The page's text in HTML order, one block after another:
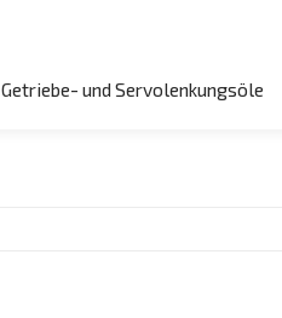
Getriebe- und Servolenkungsöle